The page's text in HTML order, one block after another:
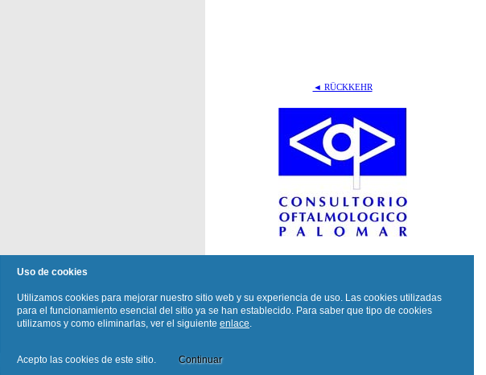
◄ RÜCKKEHR
Uso de cookies
Utilizamos cookies para mejorar nuestro sitio web y su experiencia de uso. Las cookies utilizadas
para el funcionamiento esencial del sitio ya se han establecido. Para saber que tipo de cookies
utilizamos y como eliminarlas, ver el siguiente enlace.
Acepto las cookies de este sitio. Continuar